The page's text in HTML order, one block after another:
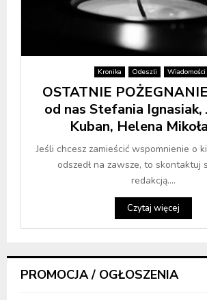
Kronika Odeszli Wiadomości
OSTATNIE
od nas Stefania Ignasiak,
Kuban, Helena
Jeśli chcesz zamieścić wspomnienie o
odszedł na zawsze, to skontaktuj
redakcją....
Czytaj więcej
PROMOCJA / OGŁOSZENIA